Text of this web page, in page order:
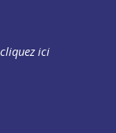
cliquez ici